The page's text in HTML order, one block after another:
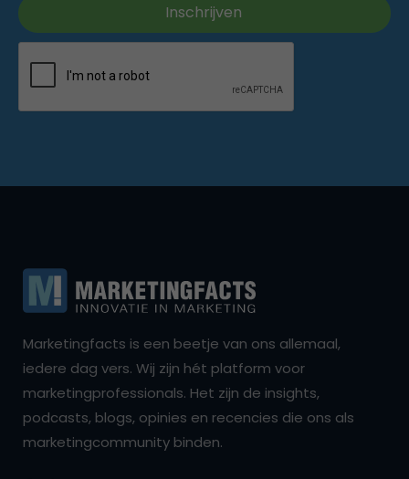
Marketingfacts is een beetje van ons allemaal,
iedere dag vers. Wij zijn hét platform voor
marketingprofessionals. Het zijn de insights,
podcasts, blogs, opinies en recencies die ons als
marketingcommunity binden.